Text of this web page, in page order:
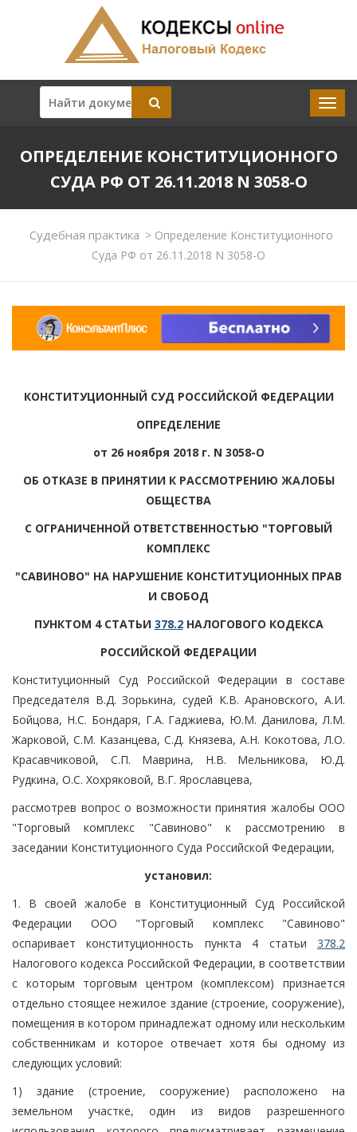
ОПРЕДЕЛЕНИЕ КОНСТИТУЦИОННОГО
СУДА РФ ОТ 26.11.2018 N 3058-О
Судебная практика > Определение Конституционного
Суда РФ от 26.11.2018 N 3058-О
КОНСТИТУЦИОННЫЙ СУД РОССИЙСКОЙ ФЕДЕРАЦИИ
ОПРЕДЕЛЕНИЕ
от 26 ноября 2018 г. N 3058-О
ОБ ОТКАЗЕ В ПРИНЯТИИ К РАССМОТРЕНИЮ ЖАЛОБЫ
ОБЩЕСТВА
С ОГРАНИЧЕННОЙ ОТВЕТСТВЕННОСТЬЮ "ТОРГОВЫЙ
КОМПЛЕКС
"САВИНОВО" НА НАРУШЕНИЕ КОНСТИТУЦИОННЫХ ПРАВ
И СВОБОД
ПУНКТОМ 4 СТАТЬИ 378.2НАЛОГОВОГО КОДЕКСА
РОССИЙСКОЙ ФЕДЕРАЦИИ
Конституционный Суд Российской Федерации в составе
Председателя В.Д. Зорькина, судей К.В. Арановского, А.И.
Бойцова, Н.С. Бондаря, Г.А. Гаджиева, Ю.М. Данилова, Л.М.
Жарковой, С.М. Казанцева, С.Д. Князева, А.Н. Кокотова, Л.О.
Красавчиковой, С.П. Маврина, Н.В. Мельникова, Ю.Д.
Рудкина, О.С. Хохряковой, В.Г. Ярославцева,
рассмотрев вопрос о возможности принятия жалобы ООО
"Торговый комплекс "Савиново" к рассмотрению в
заседании Конституционного Суда Российской Федерации,
установил:
1. В своей жалобе в Конституционный Суд Российской
Федерации ООО "Торговый комплекс "Савиново"
оспаривает конституционность пункта 4 статьи 378.2
Налогового кодекса Российской Федерации, в соответствии
с которым торговым центром (комплексом) признается
отдельно стоящее нежилое здание (строение, сооружение),
помещения в котором принадлежат одному или нескольким
собственникам и которое отвечает хотя бы одному из
следующих условий:
1) здание (строение, сооружение) расположено на
земельном участке, один из видов разрешенного